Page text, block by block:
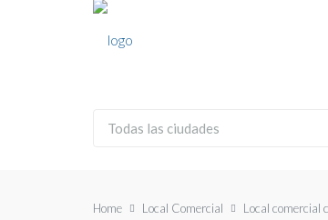
Todas las ciudades
Home Local Comercial Local comercial